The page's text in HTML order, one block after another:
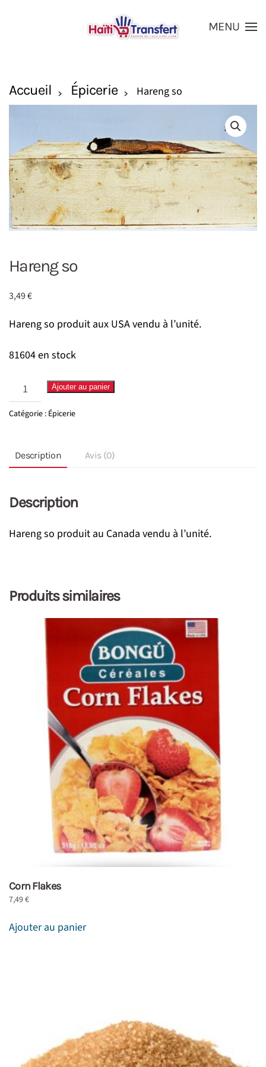
Skip to main content
MENU
Accueil Épicerie Hareng so
Hareng so
3,49€
Hareng so produit aux USA vendu à l’unité.
81604 en stock
quantité
de
Hareng
Ajouter au panier
Catégorie : Épicerie
Description Avis (0)
Description
Hareng so produit au Canada vendu à l’unité.
Produits similaires
Corn Flakes
7,49€
Ajouter au panier